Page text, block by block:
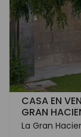
CASA EN
GRAN
La Gran